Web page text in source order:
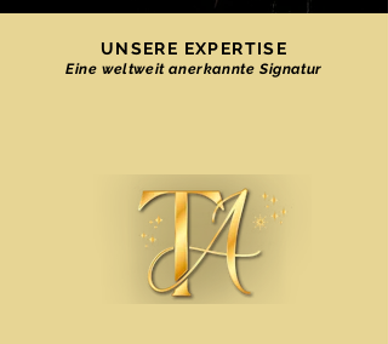
UNSERE EXPERTISE
Eine weltweit anerkannte Signatur